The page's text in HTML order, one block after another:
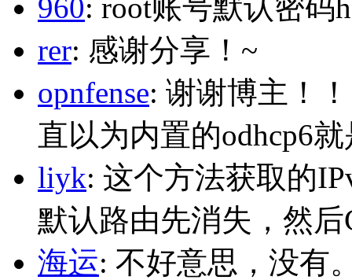
960: root账号默认密码
rer: 感谢分享！~
opnfense: 谢谢博主！
直以为内置的odhcp6
liyk: 这个方法获取的
默认路由先消失，然
海运: 不好意思，没有